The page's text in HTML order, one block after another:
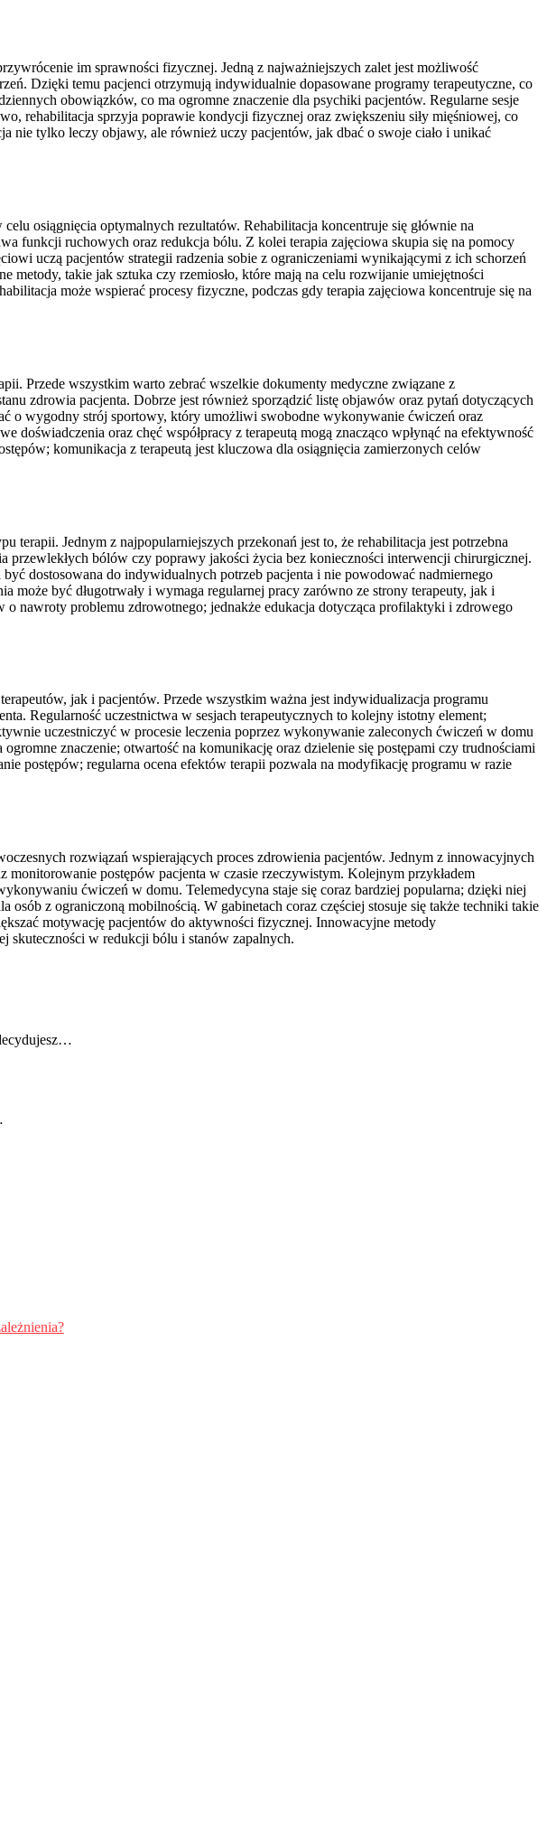
im sprawności fizycznej. Jedną z najważniejszych zalet jest możliwość
Dzięki temu pacjenci otrzymują indywidualnie dopasowane programy terapeutyczne, co
obowiązków, co ma ogromne znaczenie dla psychiki pacjentów. Regularne sesje
rehabilitacja sprzyja poprawie kondycji fizycznej oraz zwiększeniu siły mięśniowej, co
nie tylko leczy objawy, ale również uczy pacjentów, jak dbać o swoje ciało i unikać
osiągnięcia optymalnych rezultatów. Rehabilitacja koncentruje się głównie na
funkcji ruchowych oraz redukcja bólu. Z kolei terapia zajęciowa skupia się na pomocy
uczą pacjentów strategii radzenia sobie z ograniczeniami wynikającymi z ich schorzeń
takie jak sztuka czy rzemiosło, które mają na celu rozwijanie umiejętności
może wspierać procesy fizyczne, podczas gdy terapia zajęciowa koncentruje się na
Przede wszystkim warto zebrać wszelkie dokumenty medyczne związane z
zdrowia pacjenta. Dobrze jest również sporządzić listę objawów oraz pytań dotyczących
o wygodny strój sportowy, który umożliwi swobodne wykonywanie ćwiczeń oraz
oraz chęć współpracy z terapeutą mogą znacząco wpłynąć na efektywność
komunikacja z terapeutą jest kluczowa dla osiągnięcia zamierzonych celów
terapii. Jednym z najpopularniejszych przekonań jest to, że rehabilitacja jest potrzebna
bólów czy poprawy jakości życia bez konieczności interwencji chirurgicznej.
dostosowana do indywidualnych potrzeb pacjenta i nie powodować nadmiernego
być długotrwały i wymaga regularnej pracy zarówno ze strony terapeuty, jak i
nawroty problemu zdrowotnego; jednakże edukacja dotycząca profilaktyki i zdrowego
jak i pacjentów. Przede wszystkim ważna jest indywidualizacja programu
Regularność uczestnictwa w sesjach terapeutycznych to kolejny istotny element;
uczestniczyć w procesie leczenia poprzez wykonywanie zaleconych ćwiczeń w domu
znaczenie; otwartość na komunikację oraz dzielenie się postępami czy trudnościami
postępów; regularna ocena efektów terapii pozwala na modyfikację programu w razie
rozwiązań wspierających proces zdrowienia pacjentów. Jednym z innowacyjnych
postępów pacjenta w czasie rzeczywistym. Kolejnym przykładem
ćwiczeń w domu. Telemedycyna staje się coraz bardziej popularna; dzięki niej
z ograniczoną mobilnością. W gabinetach coraz częściej stosuje się także techniki takie
motywację pacjentów do aktywności fizycznej. Innowacyjne metody
skuteczności w redukcji bólu i stanów zapalnych.